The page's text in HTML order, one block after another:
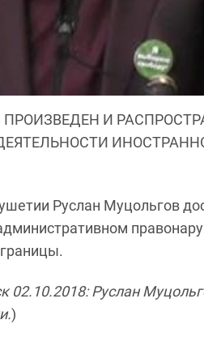
И
Руслан Муцольгов
02.10.2018: Руслан
)